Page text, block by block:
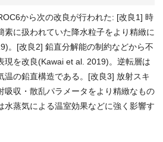
から次の改良が行われた: [改良1] 時
素に扱われていた降水粒子をより精緻に
。[改良2] 鉛直分解能の制約などから不
現を改良(Kawai et al. 2019)。逆転層は
温の鉛直構造である。[改良3] 放射スキ
吸収・散乱パラメータをより精緻なもの
水蒸気による温室効果などに強く影響す